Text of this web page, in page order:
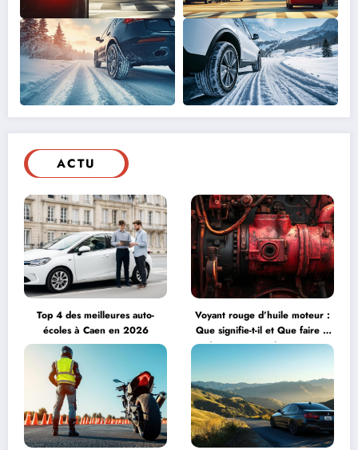
ACTU
Top 4 des meilleures auto-
écoles à Caen en 2026
Voyant rouge d’huile moteur :
Que signifie-t-il et Que faire ?
Les erreurs qui peuvent
détruire votre moteur